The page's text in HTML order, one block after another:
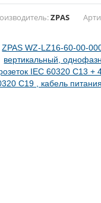
ZPAS